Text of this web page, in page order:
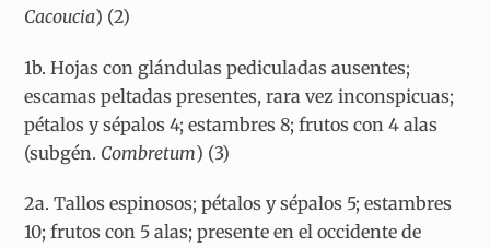
Cacoucia) (2)
1b. Hojas con glándulas pediculadas ausentes;
escamas peltadas presentes, rara vez inconspicuas;
pétalos y sépalos 4; estambres 8; frutos con 4 alas
(subgén. Combretum) (3)
2a. Tallos espinosos; pétalos y sépalos 5; estambres
10; frutos con 5 alas; presente en el occidente de